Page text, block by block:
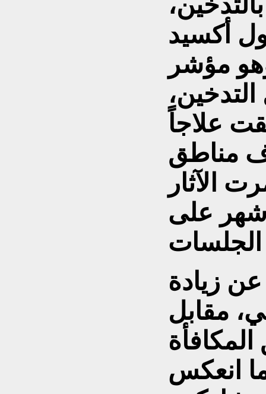
أكسيد
مؤشر
علاجاً
مناطق
الآثار
شهر على
زيادة
مقابل
ما انعكس